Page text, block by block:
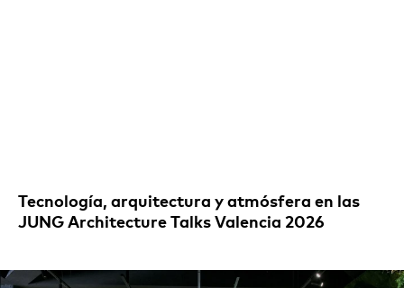
Tecnología, arquitectura y atmósfera en las
JUNG Architecture Talks Valencia 2026